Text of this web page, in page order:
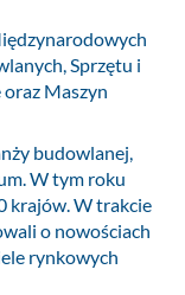
Sprzętu i
Maszyn
budowlanej,
W tym roku
krajów. W trakcie
o nowościach
rynkowych